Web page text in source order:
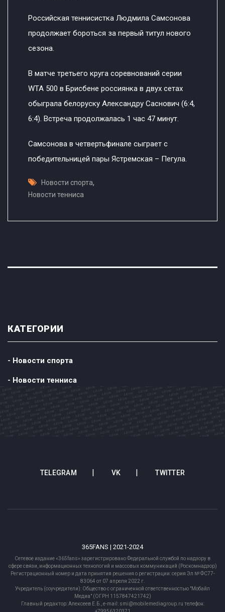
Российская теннисистка Людмила Самсонова
продолжает бороться за первый титул нового
сезона.
В матче третьего круга соревнований серии
WTA 500 в Брисбене россиянка в двух сетах
обыграла белоруску Александру Саснович (6:4,
6:4). Встреча продолжалась 1 час 47 минут.
Самсонова в четвертьфинале сыграет с
победительницей пары Ястремская – Пегула.
Новости спорта,
Новости тенниса
КАТЕГОРИИ
- Новости спорта
- Новости тенниса
TELEGRAM VK TWITTER
365FANS | 2021-2024
Сетевое издание «365fans» зарегистрировано Федеральной службой по надзору в
сфере связи, информационных технологий и массовых коммуникаций (Роскомнадзор)
Регистрационный номер и дата принятия решения о регистрации: серия Эл № ФС77-
83064 от 07 апреля 2022 г.
Учредитель (соучредители): Общество с ограниченной ответственностью "Мобайл
Медиа" (ОГРН 1157847421742)
Главный редактор: Алексеев Е.Б., e-mail: smi@mobilemediagroup.ru телефон: